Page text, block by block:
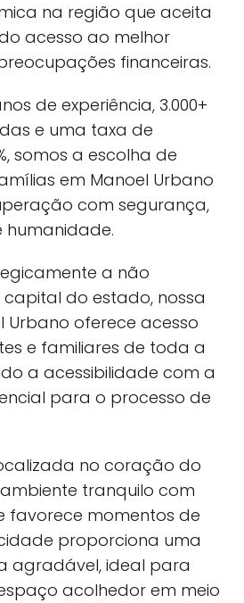
na região que aceita
acesso ao melhor
financeiras.
de experiência, 3.000+
e uma taxa de
somos a escolha de
em Manoel Urbano
com segurança,
humanidade.
a não
do estado, nossa
Urbano oferece acesso
e familiares de toda a
a acessibilidade com a
para o processo de
no coração do
tranquilo com
favorece momentos de
proporciona uma
agradável, ideal para
acolhedor em meio